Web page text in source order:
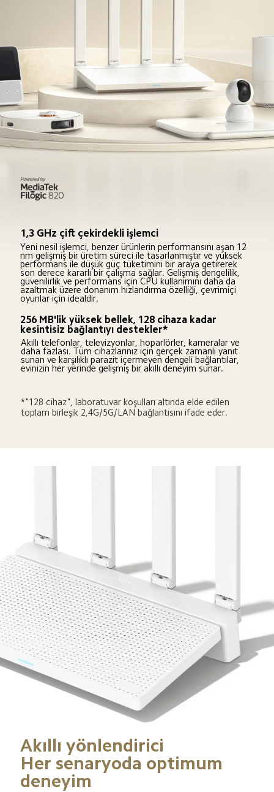
1,3 GHz çift çekirdekli işlemci
Yeni nesil işlemci, benzer ürünlerin performansını aşan 12
nm gelişmiş bir üretim süreci ile tasarlanmıştır ve yüksek
performans ile düşük güç tüketimini bir araya getirerek
son derece kararlı bir çalışma sağlar. Gelişmiş dengelilik,
güvenilirlik ve performans için CPU kullanımını daha da
azaltmak üzere donanım hızlandırma özelliği, çevrimiçi
oyunlar için idealdir.
256 MB'lik yüksek bellek, 128 cihaza kadar
kesintisiz bağlantıyı destekler*
Akıllı telefonlar, televizyonlar, hoparlörler, kameralar ve
daha fazlası. Tüm cihazlarınız için gerçek zamanlı yanıt
sunan ve karşılıklı parazit içermeyen dengeli bağlantılar,
evinizin her yerinde gelişmiş bir akıllı deneyim sunar.
*"128 cihaz", laboratuvar koşulları altında elde edilen
toplam birleşik 2,4G/5G/LAN bağlantısını ifade eder.
Akıllı yönlendirici
Her senaryoda optimum
deneyim